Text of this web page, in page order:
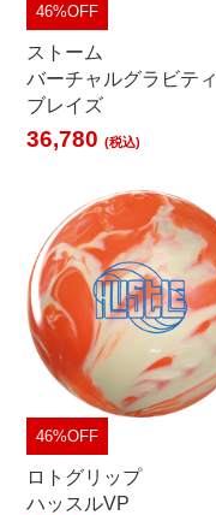
46%OFF
ストーム
バーチャルグラビティ
ブレイズ
36,780(税込)
46%OFF
ロトグリップ
ハッスルVP